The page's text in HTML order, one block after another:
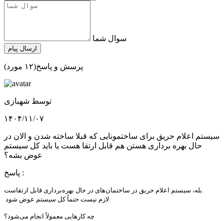
سوال شما
ارسال پیام
پرسش و پاسخ(۱۲ مورد)
توسط شهبازی
۱۴۰۴/۱۱/۰۷
سیستم اعلام حریق برای ساختمونایی که قبلا ساخته شدن و الان در
حال بهره برداری هستن هم قابل ارتقا هست یا باید کل سیستم
عوض بشه؟
پاسخ :
بله، سیستم اعلام حریق در ساختمان‌های در حال بهره‌برداری قابل ارتقاست.
لازم نیست حتماً کل سیستم عوض شود.
چه کارهایی معمولاً انجام می‌شود؟